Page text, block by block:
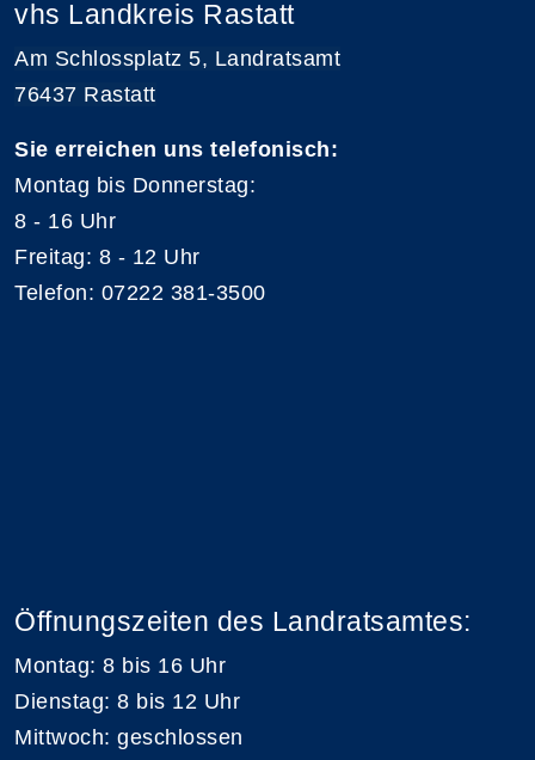
vhs Landkreis Rastatt
Am Schlossplatz 5, Landratsamt
76437 Rastatt
Sie erreichen uns telefonisch:
Montag bis Donnerstag:
8 - 16 Uhr
Freitag: 8 - 12 Uhr
Telefon: 07222 381-3500
Öffnungszeiten des Landratsamtes:
Montag: 8 bis 16 Uhr
Dienstag: 8 bis 12 Uhr
Mittwoch: geschlossen